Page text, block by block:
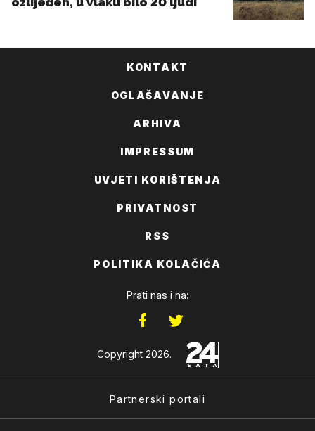
KONTAKT
OGLAŠAVANJE
ARHIVA
IMPRESSUM
UVJETI KORIŠTENJA
PRIVATNOST
RSS
POLITIKA KOLAČIĆA
Prati nas i na:
Copyright 2026.
Partnerski portali